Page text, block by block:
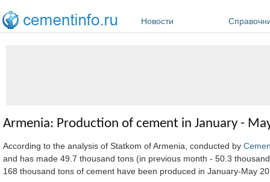
Новости
Armenia: Production of cement in January -
According to the analysis of Statkom of Armenia, conducted by
and has made 49.7 thousand tons (in previous month - 50.3
168 thousand tons of cement have been produced in January-May